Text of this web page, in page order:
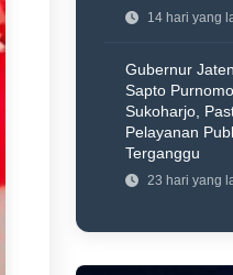
14 hari yang
Gubernur
Sapto
Sukoharjo,
Pelayanan
Terganggu
23 hari yang